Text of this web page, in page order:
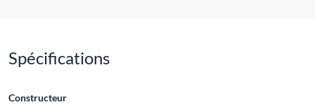
Spécifications
Constructeur